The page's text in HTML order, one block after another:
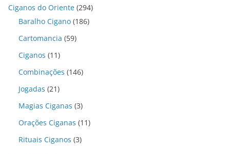
Ciganos do Oriente (294)
Baralho Cigano (186)
Cartomancia (59)
Ciganos (11)
Combinações (146)
Jogadas (21)
Magias Ciganas (3)
Orações Ciganas (11)
Rituais Ciganos (3)